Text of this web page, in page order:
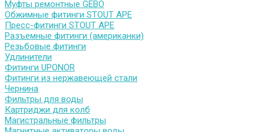
Муфты ремонтные GEBO
Обжимные фитинги STOUT APE
Пресс-фитинги STOUT APE
Разъемные фитинги (американки)
Резьбовые фитинги
Удлинители
Фитинги UPONOR
Фитинги из нержавеющей стали
Чернина
Фильтры для воды
Картриджи для колб
Магистральные фильтры